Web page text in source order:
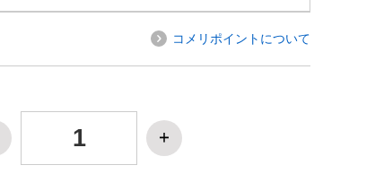
コメリポイントについて